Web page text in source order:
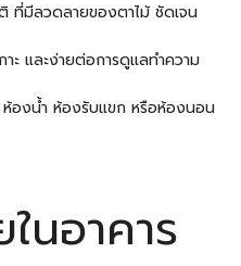
ที่มีลวดลายของตาไม้ ชัดเจน
ะ และง่ายต่อการดูแลทำความ
ห้องน้ำ ห้องรับแขก หรือห้องนอน
นอาคาร